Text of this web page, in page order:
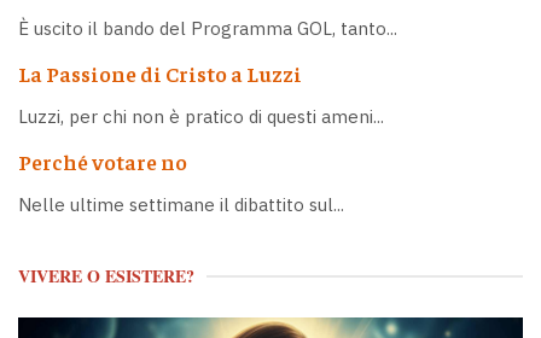
È uscito il bando del Programma GOL, tanto...
La Passione di Cristo a Luzzi
Luzzi, per chi non è pratico di questi ameni...
Perché votare no
Nelle ultime settimane il dibattito sul...
VIVERE O ESISTERE?